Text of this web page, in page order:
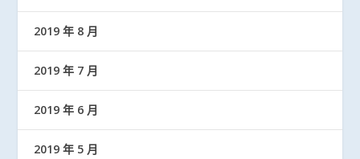
2019 年 8 月
2019 年 7 月
2019 年 6 月
2019 年 5 月